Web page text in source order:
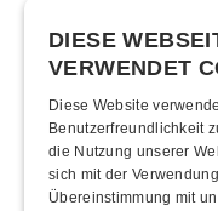
Zahlungsarten
Die Kulturfabrik
gängigen Debit- &
Wer über kein
Abendkasse ein
kostenlos beziehen
DIESE
VERWENDET
Diese Website
Benutzerfreundlichkeit
die Nutzung unserer
sich mit der
Übereinstimmung mit